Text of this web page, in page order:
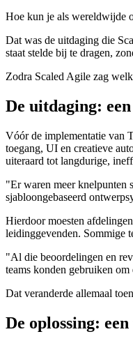
Hoe kun je als wereldwijde
Dat was de uitdaging die
staat stelde bij te dragen,
Zodra Scaled Agile zag
De uitdaging:
Vóór de implementatie van
toegang, UI en creatieve
uiteraard tot langdurige,
"Er waren meer knelpunten
sjabloongebaseerd
Hierdoor moesten
leidinggevenden. Sommige
"Al die beoordelingen en
teams konden gebruiken
Dat veranderde allemaal
De oplossing: